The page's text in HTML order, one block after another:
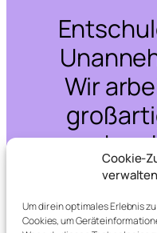
Cookie-
verwalten
Um dir ein optimales Erlebnis
Cookies, um
Wir
schau